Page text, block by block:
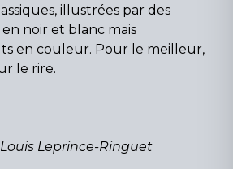
illustrées par des
en noir et blanc mais
en couleur. Pour le meilleur,
le rire.
Leprince-Ringuet